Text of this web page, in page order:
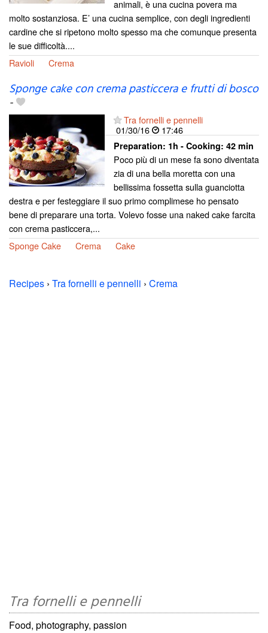
animali, è una cucina povera ma
molto sostanziosa. E’ una cucina semplice, con degli ingredienti
cardine che si ripetono molto spesso ma che comunque presenta
le sue difficoltà....
Ravioli
Crema
Sponge cake con crema pasticcera e frutti di bosco
-
Tra fornelli e pennelli
01/30/16
17:46
Preparation: 1h - Cooking: 42 min
Poco più di un mese fa sono diventata
zia di una bella moretta con una
bellissima fossetta sulla guanciotta
destra e per festeggiare il suo primo complimese ho pensato
bene di preparare una torta. Volevo fosse una naked cake farcita
con crema pasticcera,...
Sponge Cake
Crema Cake
Recipes › Tra fornelli e pennelli › Crema
Tra fornelli e pennelli
Food, photography, passion